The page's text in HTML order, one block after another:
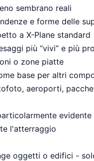
sembrano reali
e forme delle
a X-Plane standard
più “vivi” e più
o zone piatte
base per altri
aeroporti,
evidente
l'atterraggio
oggetti o edifici -